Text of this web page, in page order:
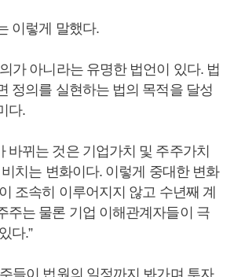
이렇게 말했다.
가 아니라는 유명한 법언이 있다. 법
정의를 실현하는 법의 목적을 달성
다.
바뀌는 것은 기업가치 및 주주가치
치는 변화이다. 이렇게 중대한 변화
조속히 이루어지지 않고 수년째 계
주는 물론 기업 이해관계자들이 극
다.”
들이 법원의 일정까지 봐가며 투자